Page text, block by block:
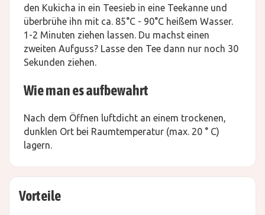
den Kukicha in ein Teesieb in eine Teekanne und
überbrühe ihn mit ca. 85°C - 90°C heißem Wasser.
1-2 Minuten ziehen lassen. Du machst einen
zweiten Aufguss? Lasse den Tee dann nur noch 30
Sekunden ziehen.
Wie man es aufbewahrt
Nach dem Öffnen luftdicht an einem trockenen,
dunklen Ort bei Raumtemperatur (max. 20 ° C)
lagern.
Vorteile